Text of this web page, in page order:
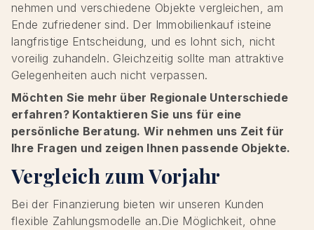
nehmen und verschiedene Objekte vergleichen, am
Ende zufriedener sind. Der Immobilienkauf isteine
langfristige Entscheidung, und es lohnt sich, nicht
voreilig zuhandeln. Gleichzeitig sollte man attraktive
Gelegenheiten auch nicht verpassen.
Möchten Sie mehr über Regionale Unterschiede
erfahren? Kontaktieren Sie uns für eine
persönliche Beratung. Wir nehmen uns Zeit für
Ihre Fragen und zeigen Ihnen passende Objekte.
Vergleich zum Vorjahr
Bei der Finanzierung bieten wir unseren Kunden
flexible Zahlungsmodelle an.Die Möglichkeit, ohne